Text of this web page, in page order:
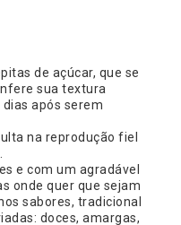
de açúcar, que se
sua textura
após serem
na reprodução fiel
e com um agradável
onde quer que sejam
sabores, tradicional
doces, amargas,